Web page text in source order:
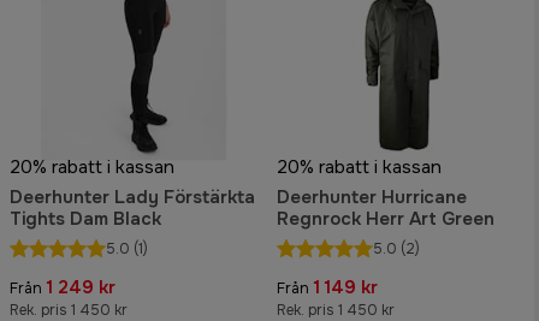
20% rabatt i kassan
Deerhunter Lady Förstärkta
Tights Dam Black
5.0 (1)
Från 1 249 kr
Rek. pris 1 450 kr
20% rabatt i kassan
Deerhunter Hurricane
Regnrock Herr Art Green
5.0 (2)
Från 1 149 kr
Rek. pris 1 450 kr